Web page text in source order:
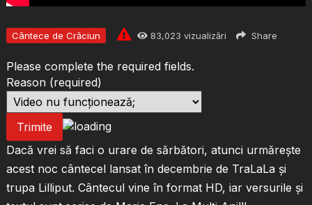
Cântece de Crăciun 83,023 vizualizări Share
Please complete the required fields.
Reason (required)
Trimite
Dacă vrei să faci o urare de sărbători, atunci urmărește
acest noc cântecel lansat în decembrie de TraLaLa și
trupa Lilliput. Cântecul vine în format HD, iar versurile și